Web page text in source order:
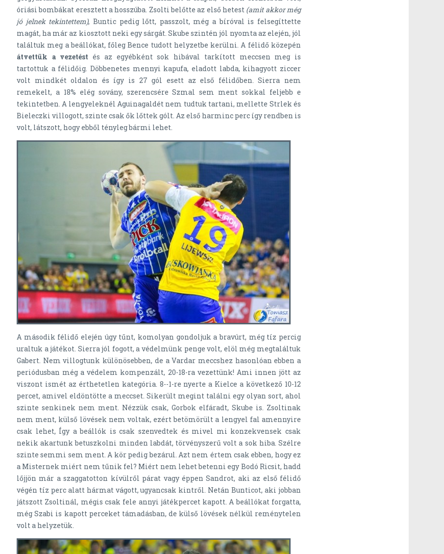
óriási bombákat eresztett a hosszúba. Zsolti belőtte az első hetest (amit akkor még
jó jelnek tekintettem), Buntic pedig lőtt, passzolt, még a bíróval is felsegíttette
magát, ha már az kiosztott neki egy sárgát. Skube szintén jól nyomta az elején, jól
találtuk meg a beállókat, főleg Bence tudott helyzetbe kerülni. A félidő közepén
átvettük a vezetést és az egyébként sok hibával tarkított meccsen meg is
tartottuk a félidőig. Döbbenetes mennyi kapufa, eladott labda, kihagyott ziccer
volt mindkét oldalon és így is 27 gól esett az első félidőben. Sierra nem
remekelt, a 18% elég sovány, szerencsére Szmal sem ment sokkal feljebb e
tekintetben. A lengyeleknél Aguinagaldét nem tudtuk tartani, mellette Strlek és
Bieleczki villogott, szinte csak ők lőttek gólt. Az első harminc perc így rendben is
volt, látszott, hogy ebből tényleg bármi lehet.
A második félidő elején úgy tűnt, komolyan gondoljuk a bravúrt, még tíz percig
uraltuk a játékot. Sierra jól fogott, a védelmünk penge volt, elöl még megtaláltuk
Gabert. Nem villogtunk különösebben, de a Vardar meccshez hasonlóan ebben a
periódusban még a védelem kompenzált, 20-18-ra vezettünk! Ami innen jött az
viszont ismét az érthetetlen kategória. 8--1-re nyerte a Kielce a következő 10-12
percet, amivel eldöntötte a meccset. Sikerült megint találni egy olyan sort, ahol
szinte senkinek nem ment. Nézzük csak, Gorbok elfáradt, Skube is. Zsoltinak
nem ment, külső lövések nem voltak, ezért betömörült a lengyel fal amennyire
csak lehet, Így a beállók is csak szenvedtek és mivel mi konzekvensek csak
nekik akartunk betuszkolni minden labdát, törvényszerű volt a sok hiba. Szélre
szinte semmi sem ment. A kör pedig bezárul. Azt nem értem csak ebben, hogy ez
a Misternek miért nem tűnik fel? Miért nem lehet betenni egy Bodó Ricsit, hadd
lőjjön már a szaggatotton kívülről párat vagy éppen Sandrot, aki az első félidő
végén tíz perc alatt hármat vágott, ugyancsak kintről. Netán Bunticot, aki jobban
játszott Zsoltinál, mégis csak fele annyi játékpercet kapott. A beállókat forgatta,
még Szabi is kapott perceket támadásban, de külső lövések nélkül reménytelen
volt a helyzetük.